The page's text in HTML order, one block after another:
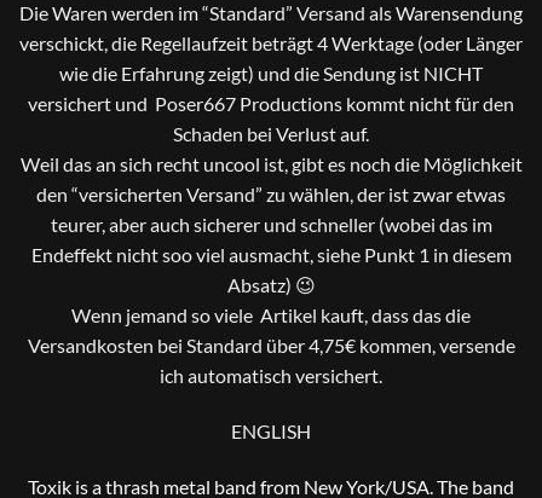
Die Waren werden im “Standard” Versand als Warensendung
verschickt, die Regellaufzeit beträgt 4 Werktage (oder Länger
wie die Erfahrung zeigt) und die Sendung ist NICHT
versichert und Poser667 Productions kommt nicht für den
Schaden bei Verlust auf.
Weil das an sich recht uncool ist, gibt es noch die Möglichkeit
den “versicherten Versand” zu wählen, der ist zwar etwas
teurer, aber auch sicherer und schneller (wobei das im
Endeffekt nicht soo viel ausmacht, siehe Punkt 1 in diesem
Absatz) 😉
Wenn jemand so viele Artikel kauft, dass das die
Versandkosten bei Standard über 4,75€ kommen, versende
ich automatisch versichert.
ENGLISH
Toxik is a thrash metal band from New York/USA. The band